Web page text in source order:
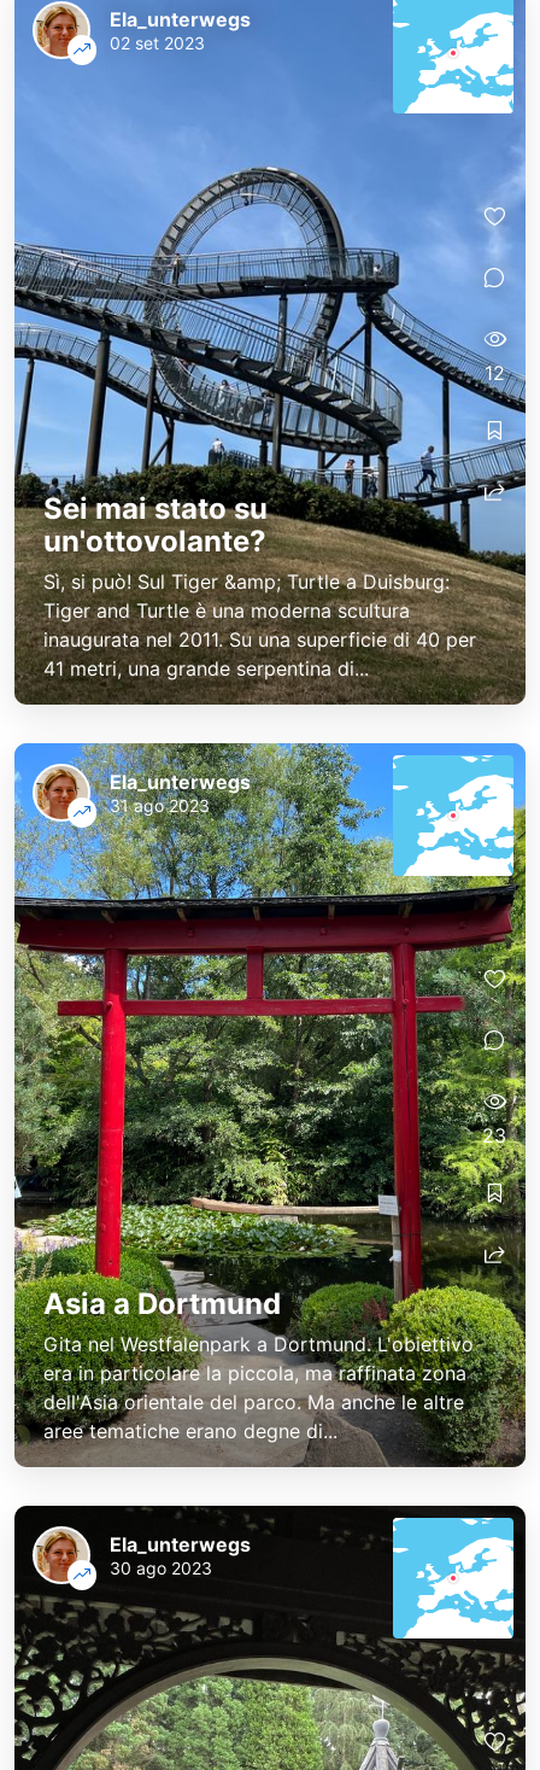
Sei mai stato su
un'ottovolante?
Sì, si può! Sul Tiger &amp; Turtle a Duisburg:
Tiger and Turtle è una moderna scultura
inaugurata nel 2011. Su una superficie di 40 per
41 metri, una grande serpentina di...
Ela_unterwegs
02 set 2023
12
Asia a Dortmund
Gita nel Westfalenpark a Dortmund. L'obiettivo
era in particolare la piccola, ma raffinata zona
dell'Asia orientale del parco. Ma anche le altre
aree tematiche erano degne di...
Ela_unterwegs
31 ago 2023
23
Ela_unterwegs
30 ago 2023